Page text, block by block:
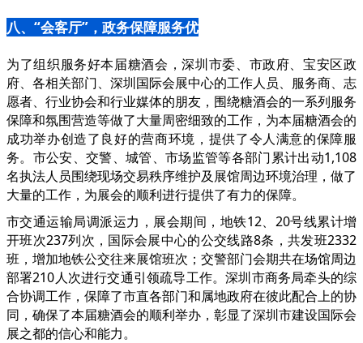
八、“会客厅”，政务保障服务优
为了组织服务好本届糖酒会，深圳市委、市政府、宝安区政
府、各相关部门、深圳国际会展中心的工作人员、服务商、志
愿者、行业协会和行业媒体的朋友，围绕糖酒会的一系列服务
保障和氛围营造等做了大量周密细致的工作，为本届糖酒会的
成功举办创造了良好的营商环境，提供了令人满意的保障服
务。市公安、交警、城管、市场监管等各部门累计出动1,108
名执法人员围绕现场交易秩序维护及展馆周边环境治理，做了
大量的工作，为展会的顺利进行提供了有力的保障。
市交通运输局调派运力，展会期间，地铁12、20号线累计增
开班次237列次，国际会展中心的公交线路8条，共发班2332
班，增加地铁公交往来展馆班次；交警部门会期共在场馆周边
部署210人次进行交通引领疏导工作。深圳市商务局牵头的综
合协调工作，保障了市直各部门和属地政府在彼此配合上的协
同，确保了本届糖酒会的顺利举办，彰显了深圳市建设国际会
展之都的信心和能力。